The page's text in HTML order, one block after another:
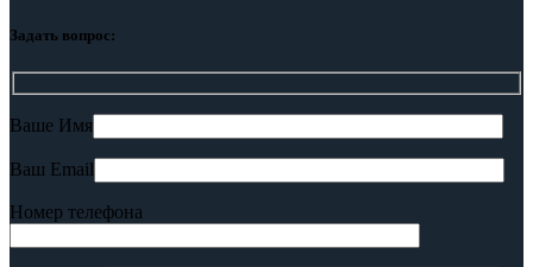
Задать вопрос:
Ваше Имя
Ваш Email
Номер телефона